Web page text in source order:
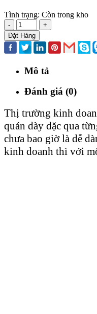
Tình trạng: Còn trong kho
-
+
Đặt Hàng
Mô tả
Đánh giá (0)
Thị trường kinh
quán dày đặc qua
chưa bao giờ là dễ
kinh doanh thì với